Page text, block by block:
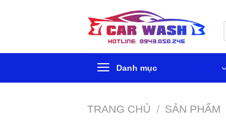
nội
Danh mục
TRANG CHỦ / SẢN PHẨM